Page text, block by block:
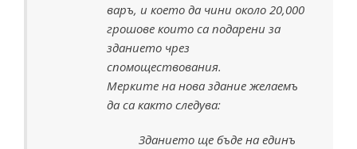
варъ, и което да чини около 20,000
грошове които са подарени за
зданието чрез
спомоществования.
Мерките на нова здание желаемъ
да са както следува:
Зданието ще бъде на единъ